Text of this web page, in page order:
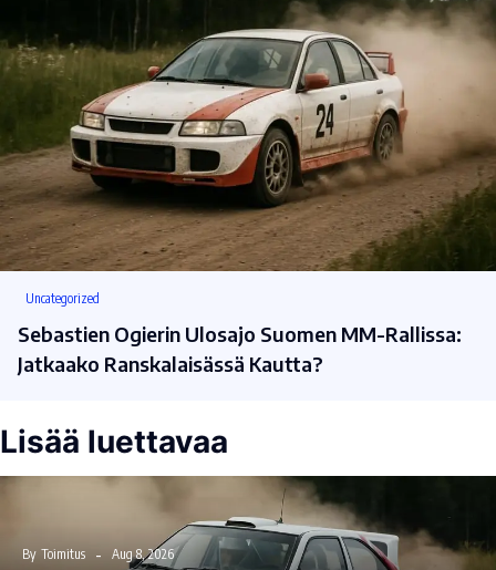
Uncategorized
Sebastien Ogierin Ulosajo Suomen MM-Rallissa:
Jatkaako Ranskalaisässä Kautta?
Lisää luettavaa
By Toimitus Aug 8, 2026